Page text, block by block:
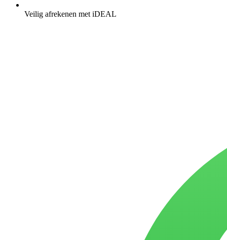
Veilig afrekenen met iDEAL